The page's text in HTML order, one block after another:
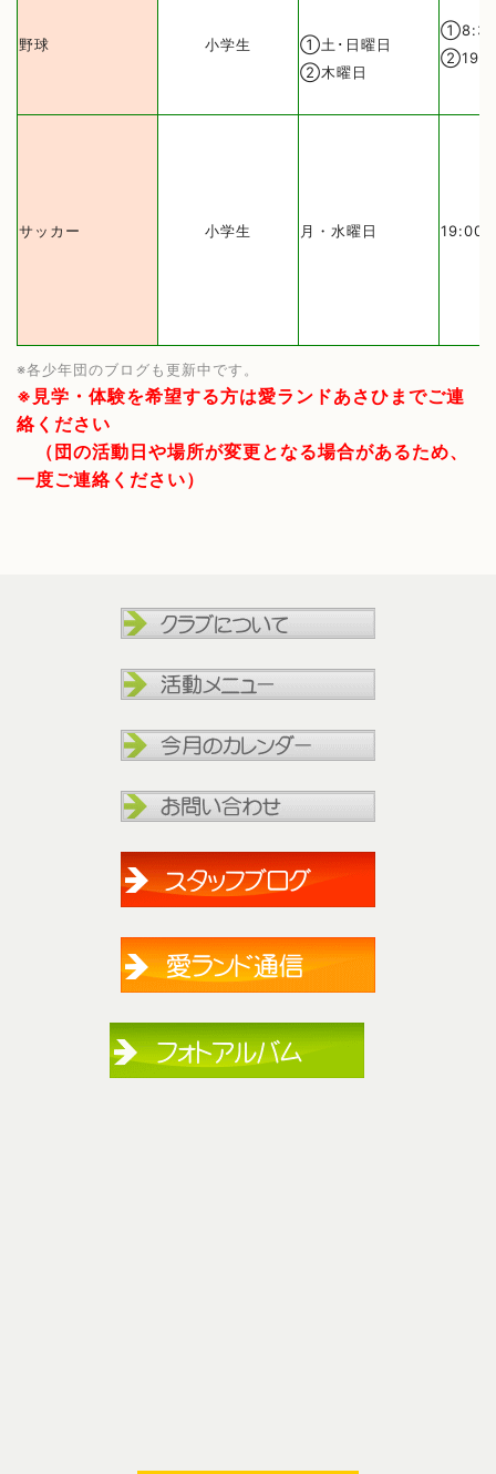
野球 小学生
①土･日曜日
②木曜日
①8:30
サッカー 小学生 月・ 水曜日 19:00
※各少年団のブログも更新中です。
※見学・体験を希望する方は愛ランドあさひまでご連
絡ください
（団の活動日や場所が変更となる場合があるため、
一度ご連絡ください）